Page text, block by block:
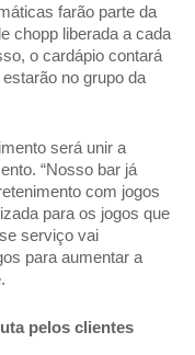
farão parte da
chopp liberada a cada
o cardápio contará
no grupo da
será unir a
“Nosso bar já
com jogos
para os jogos que
serviço vai
para aumentar a
pelos clientes